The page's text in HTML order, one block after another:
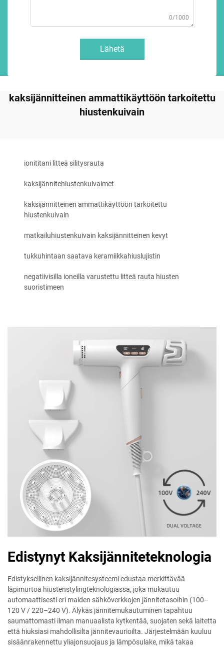
0/1000
Lähetä
kaksijännitteinen ammattikäyttöön tarkoitettu
hiustenkuivain
ionititani litteä silitysrauta
kaksijännitehiustenkuivaimet
kaksijännitteinen ammattikäyttöön tarkoitettu
hiustenkuivain
matkailuhiustenkuivain kaksijännitteinen kevyt
tukkuhintaan saatava keramiikkahiuslujistin
negatiivisilla ioneilla varustettu litteä rauta hiusten
suoristimeen
Edistynyt Kaksijänniteteknologia
Edistyksellinen kaksijännitesysteemi edustaa merkittävää
läpimurtoa hiustenstylingteknologiassa, joka mukautuu
automaattisesti eri maiden sähköverkkojen jännitetasoihin (100–
120 V / 220–240 V). Älykäs jännitemukautuminen tapahtuu
saumattomasti ilman manuaalista kytkentää, suojaten sekä laitetta
että hiuksiasi mahdollisilta jännitevaurioilta. Järjestelmään kuuluu
sisäänrakennettu yliajonsuojaus ja lämpösulake, mikä takaa